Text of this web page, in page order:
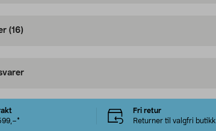
(16)
Fri retur
Returner til valgfri butikk